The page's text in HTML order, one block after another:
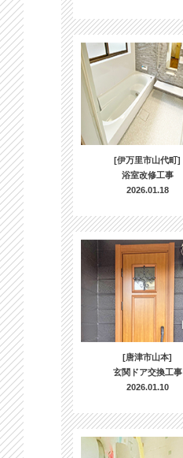
[伊万里市山代町]
浴室改修工事
2026.01.18
[唐津市山本]
玄関ドア交換工事
2026.01.10